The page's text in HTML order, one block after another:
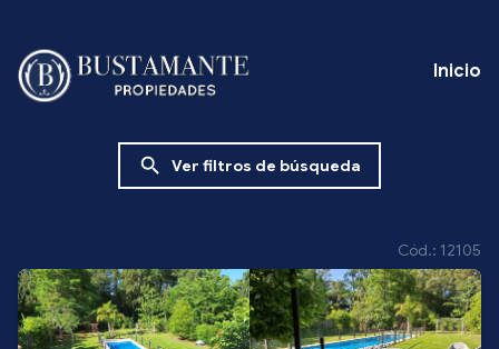
Inicio
search Ver filtros de búsqueda
Cód.: 12105